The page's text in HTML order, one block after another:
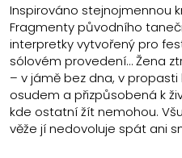
Inspirováno stejnojmennou
Fragmenty původního
interpretky vytvořený pro
sólovém provedení… Žena
– v jámě bez dna, v propasti
osudem a přizpůsobená k
kde ostatní žít nemohou.
věže jí nedovoluje spát ani